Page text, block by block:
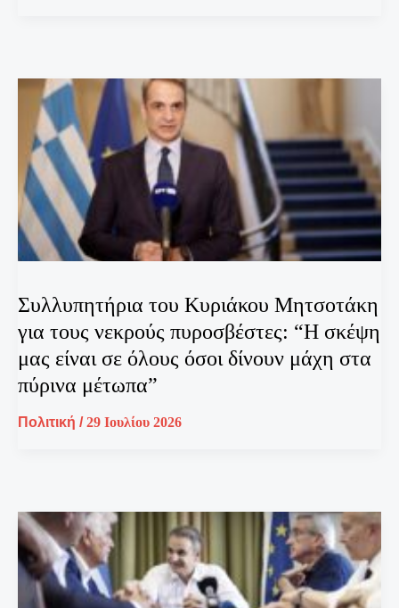
Συλλυπητήρια του Κυριάκου Μητσοτάκη
για τους νεκρούς πυροσβέστες: “Η σκέψη
μας είναι σε όλους όσοι δίνουν μάχη στα
πύρινα μέτωπα”
Πολιτική /29 Ιουλίου 2026